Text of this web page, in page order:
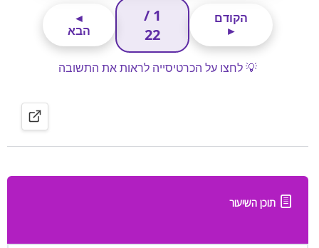
תוכן השיעור